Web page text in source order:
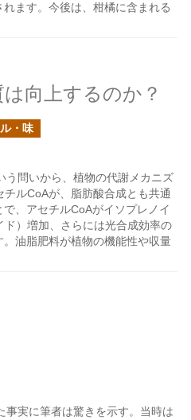
ます。今後は、柑橘に含まれる
向上するのか？
・味
う問いから、植物の代謝メカニズ
ルCoAが、脂肪酸合成とも共通
、アセチルCoAがイソプレノイ
ド）増加、さらには光合成効率の
油脂肥料が植物の機能性や収量
実に筆者は驚きを示す。当時は